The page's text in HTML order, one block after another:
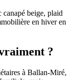
beige, plaid
en hiver en
?
à Ballan-Miré,